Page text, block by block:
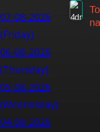
07-08-2026
(Friday)
06-08-2026
(Thursday)
05-08-2026
(Wednesday)
04-08-2026